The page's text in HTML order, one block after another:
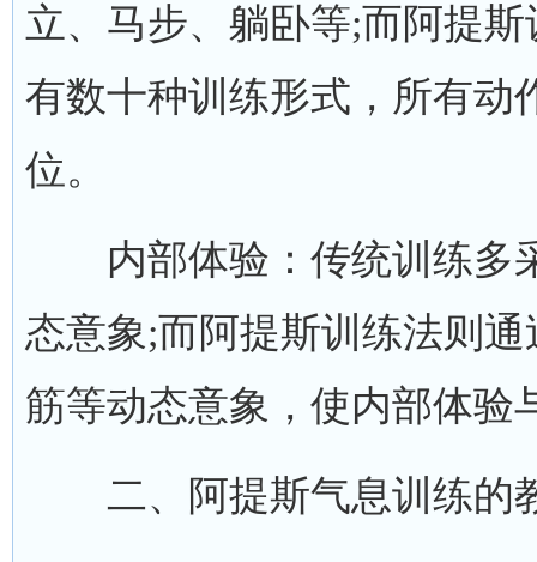
立、马步、躺卧等;而阿提
有数十种训练形式，所有动
位。
内部体验：传统训练多
态意象;而阿提斯训练法则
筋等动态意象，使内部体验
二、阿提斯气息训练的